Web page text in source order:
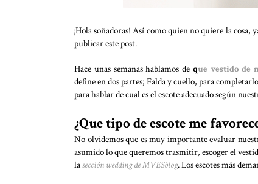
¡Hola soñadoras! Así como quien no quiere la cosa,
publicar este post.
Hace unas semanas hablamos de que vestido de
define en dos partes; Falda y cuello, para
para hablar de cual es el escote adecuado según
¿Que tipo de escote me
No olvidemos que es muy importante evaluar
asumido lo que queremos trasmitir, escoger el
lasección wedding de MVESblog. Los escotes más